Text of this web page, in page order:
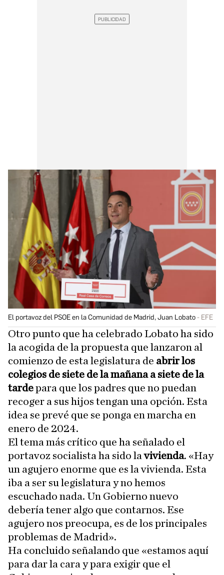
El portavoz del PSOE en la Comunidad de Madrid, Juan Lobato EFE
Otro punto que ha celebrado Lobato ha sido
la acogida de la propuesta que lanzaron al
comienzo de esta legislatura de abrir los
colegios de siete de la mañana a siete de la
tardepara que los padres que no puedan
recoger a sus hijos tengan una opción. Esta
idea se prevé que se ponga en marcha en
enero de 2024.
El tema más crítico que ha señalado el
portavoz socialista ha sido lavivienda. «Hay
un agujero enorme que es la vivienda. Esta
iba a ser su legislatura y no hemos
escuchado nada. Un Gobierno nuevo
debería tener algo que contarnos. Ese
agujero nos preocupa, es de los principales
problemas de Madrid».
Ha concluido señalando que «estamos aquí
para dar la cara y para exigir que el